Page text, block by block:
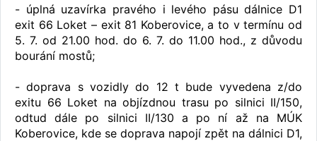
- úplná uzavírka pravého i levého pásu dálnice D1
exit 66 Loket – exit 81 Koberovice, a to v termínu od
5. 7. od 21.00 hod. do 6. 7. do 11.00 hod., z důvodu
bourání mostů;
- doprava s vozidly do 12 t bude vyvedena z/do
exitu 66 Loket na objízdnou trasu po silnici II/150,
odtud dále po silnici II/130 a po ní až na MÚK
Koberovice, kde se doprava napojí zpět na dálnici D1,